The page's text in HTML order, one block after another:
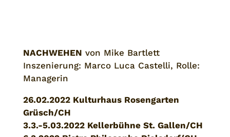
NACHWEHEN von Mike Bartlett
Inszenierung: Marco Luca Castelli, Rolle:
Managerin
26.02.2022 Kulturhaus Rosengarten
Grüsch/CH
3.3.-5.03.2022 Kellerbühne St. Gallen/CH